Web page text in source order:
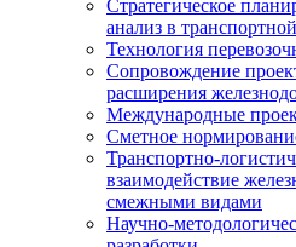
Стратегическое
анализ в
Технология
Сопровождение
расширения
Международные
Сметное
Транспортно-
взаимодействие
смежными видами
Научно-